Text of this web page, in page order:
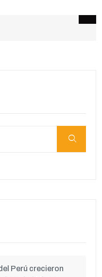
Perú crecieron